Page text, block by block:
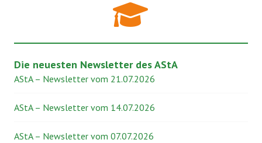
Die neuesten Newsletter des AStA
AStA – Newsletter vom 21.07.2026
AStA – Newsletter vom 14.07.2026
AStA – Newsletter vom 07.07.2026